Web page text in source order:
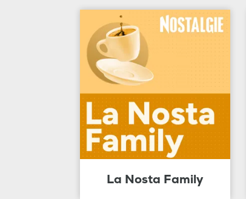
La Nosta Family